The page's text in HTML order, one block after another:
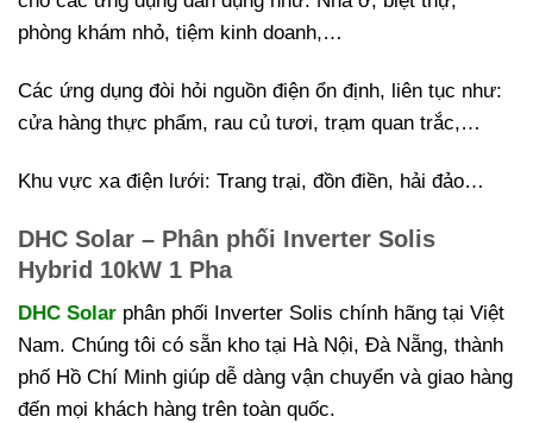
phòng khám nhỏ, tiệm kinh doanh,…
Các ứng dụng đòi hỏi nguồn điện ổn định, liên tục như:
cửa hàng thực phẩm, rau củ tươi, trạm quan trắc,…
Khu vực xa điện lưới: Trang trại, đồn điền, hải đảo…
DHC Solar – Phân phối Inverter Solis
Hybrid 10kW 1 Pha
DHC Solar phân phối Inverter Solis chính hãng tại Việt
Nam. Chúng tôi có sẵn kho tại Hà Nội, Đà Nẵng, thành
phố Hồ Chí Minh giúp dễ dàng vận chuyển và giao hàng
đến mọi khách hàng trên toàn quốc.